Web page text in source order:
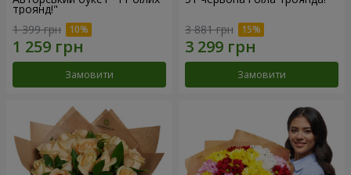
троянд!"
1 399 грн
Замовити
3 881 грн
Замовити